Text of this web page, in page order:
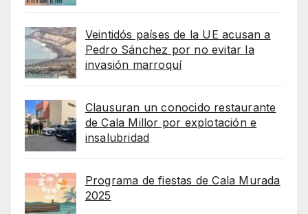
Veintidós países de la UE acusan a
Pedro Sánchez por no evitar la
invasión marroquí
Clausuran un conocido restaurante
de Cala Millor por explotación e
insalubridad
Programa de fiestas de Cala Murada
2025